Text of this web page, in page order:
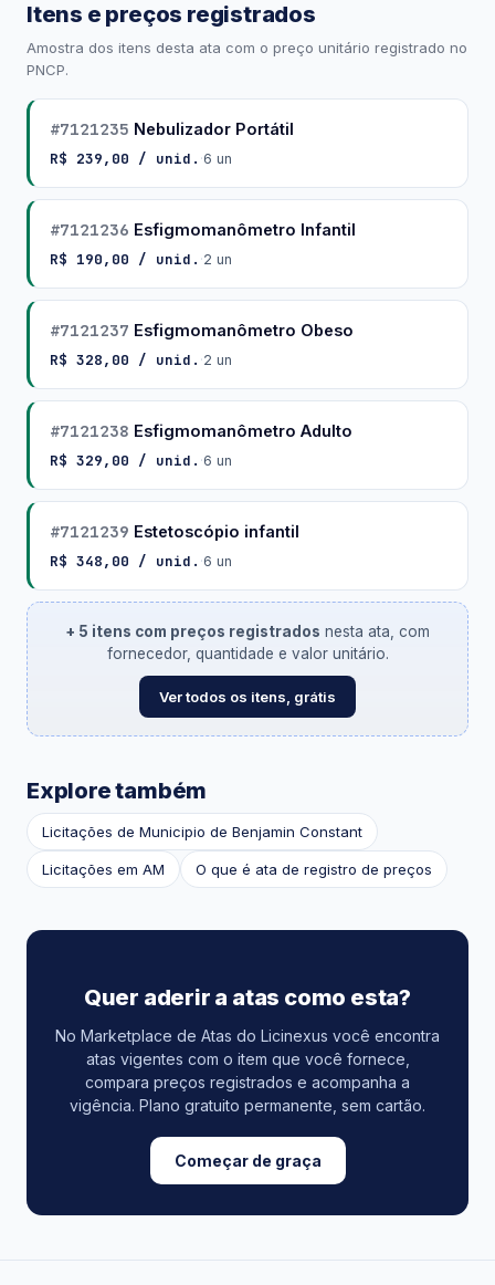
Itens e preços registrados
Amostra dos itens desta ata com o preço unitário registrado no
PNCP.
#7121235 Nebulizador Portátil
R$ 239,00 / unid. ·6 un
#7121236 Esfigmomanômetro Infantil
R$ 190,00 / unid. ·2 un
#7121237 Esfigmomanômetro Obeso
R$ 328,00 / unid. ·2 un
#7121238 Esfigmomanômetro Adulto
R$ 329,00 / unid. ·6 un
#7121239 Estetoscópio infantil
R$ 348,00 / unid. ·6 un
+ 5 itens com preços registrados nesta ata, com
fornecedor, quantidade e valor unitário.
Ver todos os itens, grátis
Explore também
Licitações de Municipio de Benjamin Constant
Licitações em AM O que é ata de registro de preços
Quer aderir a atas como esta?
No Marketplace de Atas do Licinexus você encontra
atas vigentes com o item que você fornece,
compara preços registrados e acompanha a
vigência. Plano gratuito permanente, sem cartão.
Começar de graça